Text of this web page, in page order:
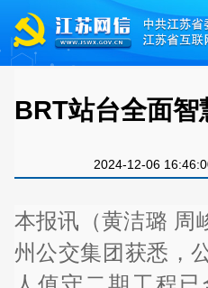
BRT站台全面智
2024-12-06
本报讯（黄洁璐 周
州公交集团获悉，